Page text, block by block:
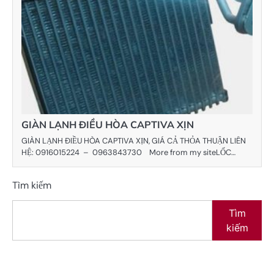
GIÀN LẠNH ĐIỀU HÒA CAPTIVA XỊN
GIÀN LẠNH ĐIỀU HÒA CAPTIVA XỊN, GIÁ CẢ THỎA THUẬN LIÊN
HỆ: 0916015224 – 0963843730 More from my siteLỐC…
Tìm kiếm
Tìm
kiếm